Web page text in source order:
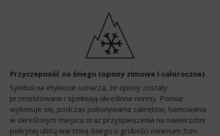
Przyczepność na śniegu (opony zimowe i całoroczne)
Symbol na etykiecie oznacza, że opony zostały
przetestowane i spełniają określone normy. Pomiar
wykonuje się, podczas pokonywania zakrętów, hamowania
w określonym miejscu oraz przyspieszenia na nawierzchni
pokrytej ubitą warstwą śniegu o grubości minimum 3cm.